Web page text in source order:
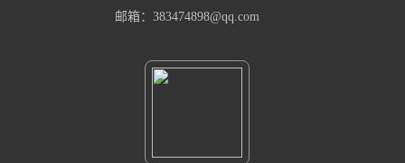
邮箱：383474898@qq.com